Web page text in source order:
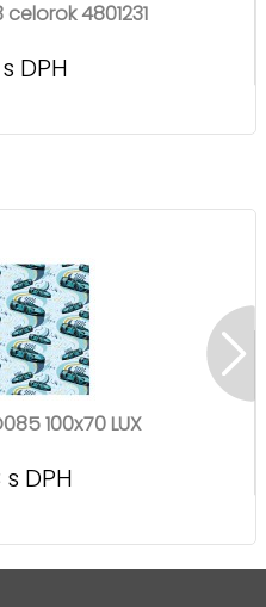
4801231
DPH
100x70 LUX
DPH